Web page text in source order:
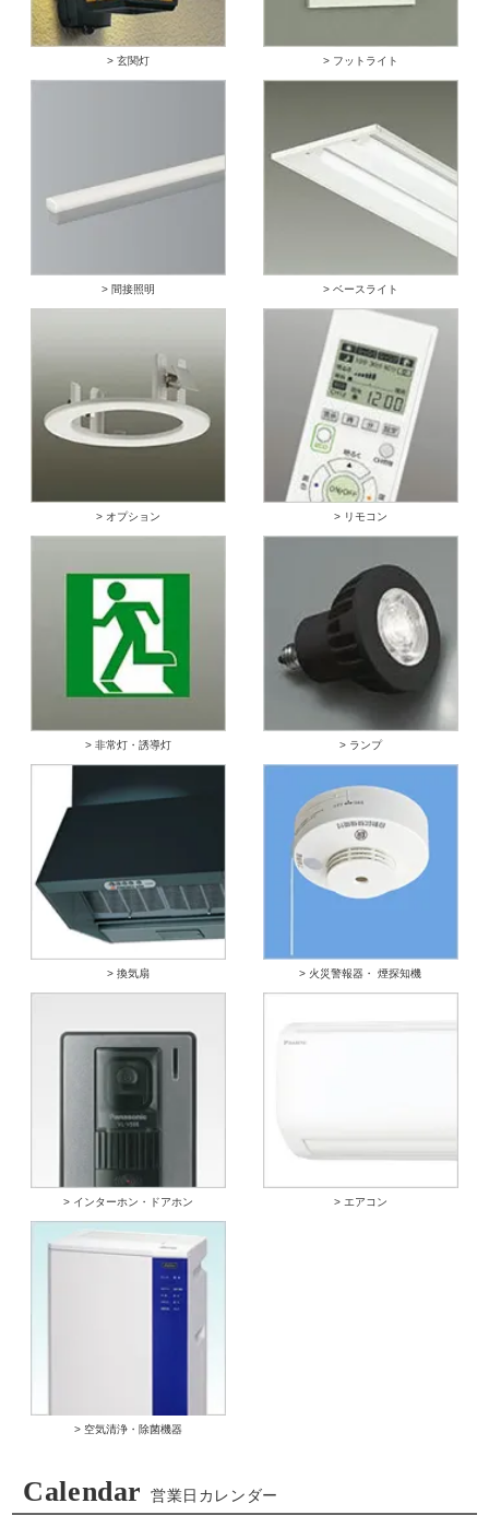
> 玄関灯 > フットライト
> 間接照明 > ベースライト
> オプション > リモコン
> 非常灯・誘導灯 > ランプ
> 換気扇 > 火災警報器・ 煙探知機
> インターホン・ドアホン > エアコン
> 空気清浄・除菌機器
Calendar 営業日カレンダー